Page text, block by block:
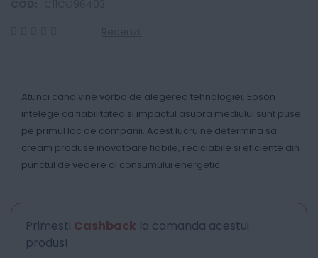
Atunci cand vine vorba de alegerea tehnologiei, Epson
intelege ca fiabilitatea si impactul asupra mediului sunt puse
pe primul loc de companii. Acest lucru ne determina sa
cream produse inovatoare fiabile, reciclabile si eficiente din
punctul de vedere al consumului energetic.
Primesti Cashback la comanda acestui
produs!